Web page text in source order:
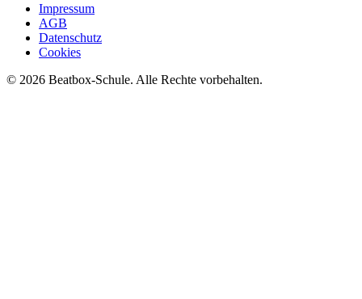
Impressum
AGB
Datenschutz
Cookies
© 2026 Beatbox-Schule. Alle Rechte vorbehalten.